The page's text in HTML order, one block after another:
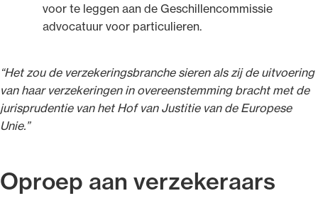
voor te leggen aan de Geschillencommissie
advocatuur voor particulieren.
“Het zou de verzekeringsbranche sieren als zij de uitvoering
van haar verzekeringen in overeenstemming bracht met de
jurisprudentie van het Hof van Justitie van de Europese
Unie.”
Oproep aan verzekeraars